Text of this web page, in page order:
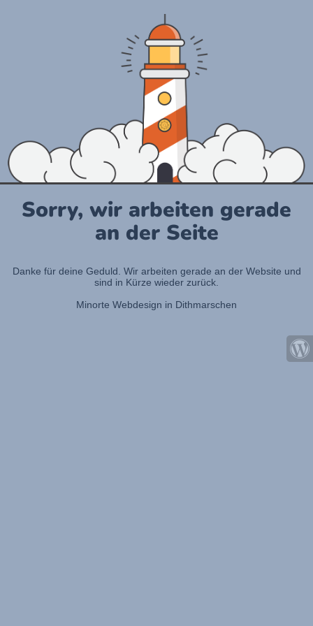
Sorry, wir arbeiten gerade
an der Seite
Danke für deine Geduld. Wir arbeiten gerade an der Website und
sind in Kürze wieder zurück.
Minorte Webdesign in Dithmarschen